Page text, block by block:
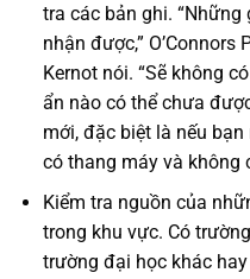
tra các bản ghi.
nhận được,”
Kernot nói. “Sẽ không
ẩn nào có thể chưa
mới, đặc biệt là nếu
có thang máy và không
Kiểm tra nguồn của
trong khu vực. Có
trường đại học khác